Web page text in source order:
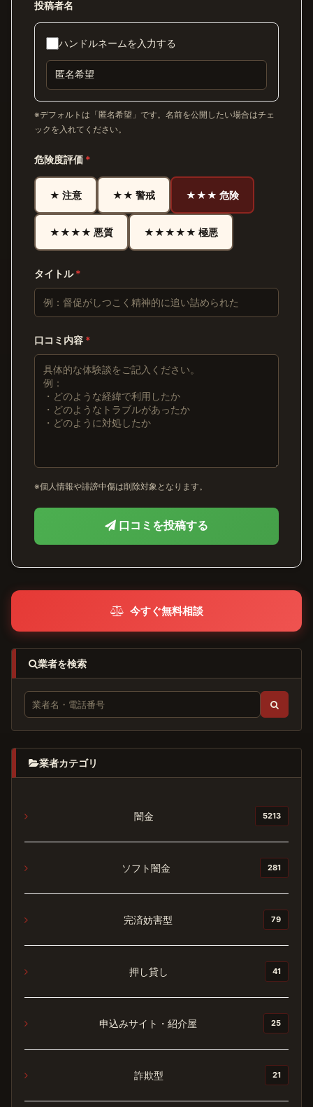
投稿者名
ハンドルネームを入力する
※デフォルトは「匿名希望」です。名前を公開したい場合はチェ
ックを入れてください。
危険度評価 *
★ 注意 ★★ 警戒 ★★★ 危険
★★★★ 悪質 ★★★★★ 極悪
タイトル*
口コミ内容 *
※個人情報や誹謗中傷は削除対象となります。
口コミを投稿する
今すぐ無料相談
業者を検索
業者カテゴリ
闇金 5213
ソフト闇金 281
完済妨害型 79
押し貸し 41
申込みサイト・紹介屋 25
詐欺型 21